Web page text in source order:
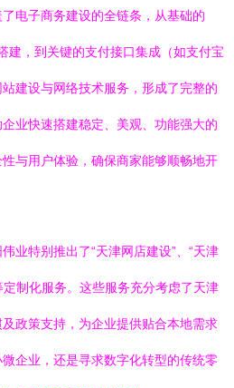
电子商务建设的全链条，从基础的
建，到关键的支付接口集成（如支付宝
建设与网络技术服务，形成了完整的
业快速搭建稳定、美观、功能强大的
与用户体验，确保商家能够顺畅地开
业特别推出了“天津网店建设”、“天津
定制化服务。这些服务充分考虑了天津
政策支持，为企业提供贴合本地需求
企业，还是寻求数字化转型的传统零